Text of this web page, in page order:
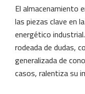
El almacenamiento
las piezas clave en
energético
rodeada de dudas,
generalizada de
casos, ralentiza su